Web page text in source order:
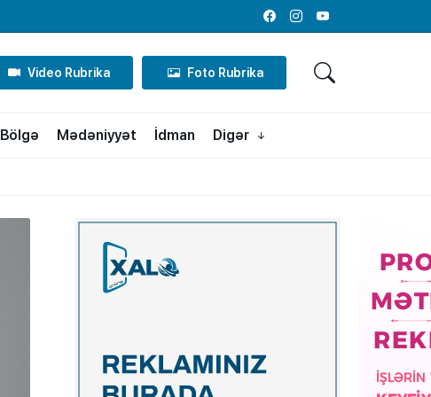
FacebookInstagramYoutube
Video Rubrika Foto Rubrika
Bölgə Mədəniyyət İdman Digər